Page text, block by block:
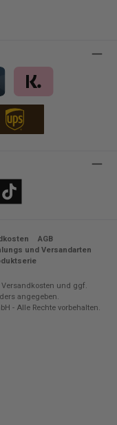
Klarna
AGB
und Versandarten
Versandkosten und ggf.
angegeben.
- Alle Rechte vorbehalten.